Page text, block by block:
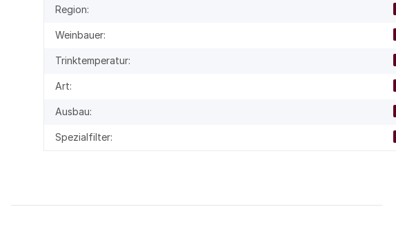
Region:
Weinbauer:
Trinktemperatur:
Art:
Ausbau:
Spezialfilter: